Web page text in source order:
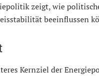
zeigt, wie
beeinflussen
Kernziel der